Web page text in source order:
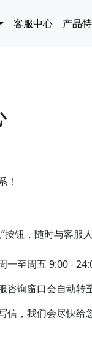
客服中心 产品
！
按钮，随时与客服
一至周五 9:00 -
咨询窗口会自动转
信，我们会尽快给